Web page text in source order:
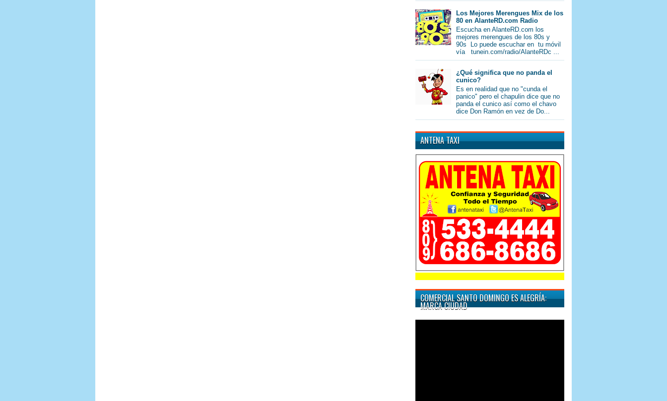
Los Mejores Merengues Mix de los
80 en AlanteRD.com Radio
Escucha en AlanteRD.com los
mejores merengues de los 80s y
90s Lo puede escuchar en tu móvil
vía tunein.com/radio/AlanteRDc ...
¿Qué significa que no panda el
cunico?
Es en realidad que no "cunda el
panico" pero el chapulin dice que no
panda el cunico así como el chavo
dice Don Ramón en vez de Do...
ANTENA TAXI
COMERCIAL SANTO DOMINGO ES ALEGRÍA:
MARCA CIUDAD